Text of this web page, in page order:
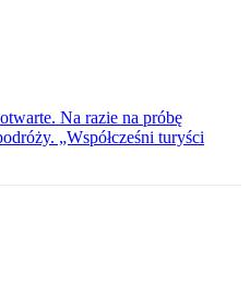
Na razie na próbę
„Współcześni turyści